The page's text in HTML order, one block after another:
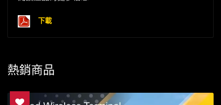
下載
熱銷商品